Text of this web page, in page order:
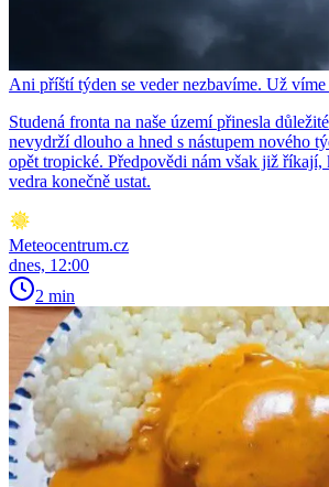
Ani příští týden se veder nezbavíme. Už
Studená fronta na naše území přinesla
nevydrží dlouho a hned s nástupem nového
opět tropické. Předpovědi nám však již říkají,
vedra konečně ustat.
Meteocentrum.cz
dnes, 12:00
2 min